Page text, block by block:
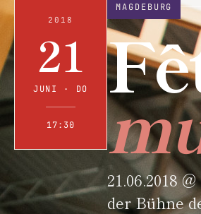
2018
21
JUNI · DO
17:30
MAGDEBURG
21.06.2018
der Bühne